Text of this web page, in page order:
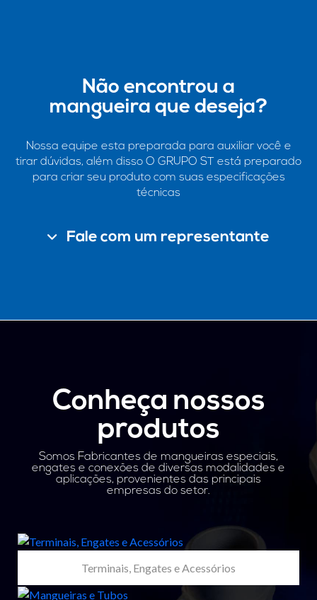
Não encontrou a
mangueira que deseja?
Nossa equipe esta preparada para auxiliar você e
tirar dúvidas, além disso O GRUPO ST está preparado
para criar seu produto com suas especificações
técnicas
Fale com um representante
Conheça nossos
produtos
Somos Fabricantes de mangueiras especiais,
engates e conexões de diversas modalidades e
aplicações, provenientes das principais
empresas do setor.
Terminais, Engates e Acessórios